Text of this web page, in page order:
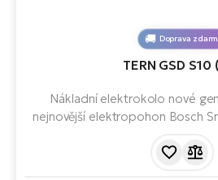
Doprava
TERN GSD S10
Nákladní elektrokolo nové
nejnovější elektropohon Bosch
pro maximální dojezd a ABS